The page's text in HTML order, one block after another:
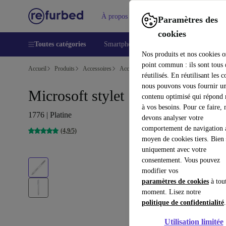
Paramètres des
cookies
Nos produits et nos cookies
point commun : ils sont tous
réutilisés. En réutilisant les
nous pouvons vous fournir
contenu optimisé qui répond
à vos besoins. Pour ce faire,
devons analyser votre
comportement de navigation
moyen de cookies tiers. Bien
uniquement avec votre
consentement. Vous pouvez
modifier vos
paramètres de cookies à
moment. Lisez notre
politique de confidentialité.
Utilisation limitée
À propos Aide
Toutes catégories Smartphones
Accueil Produits Accessoires Accessoires Ordinateur
Microsoft stylet Surface
1776 | Platine
(4,9/5)